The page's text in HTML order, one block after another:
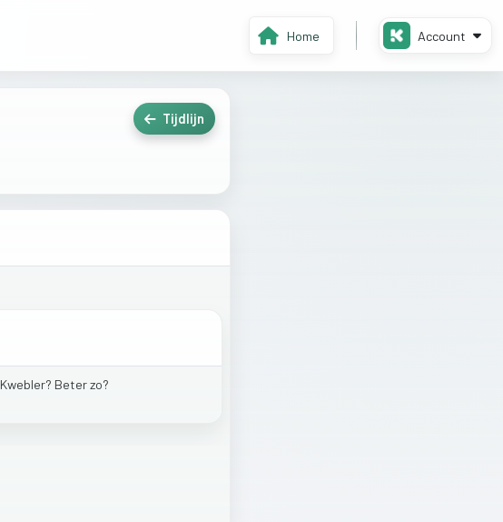
Home Account
Tijdlijn
Kwebler? Beterzo?